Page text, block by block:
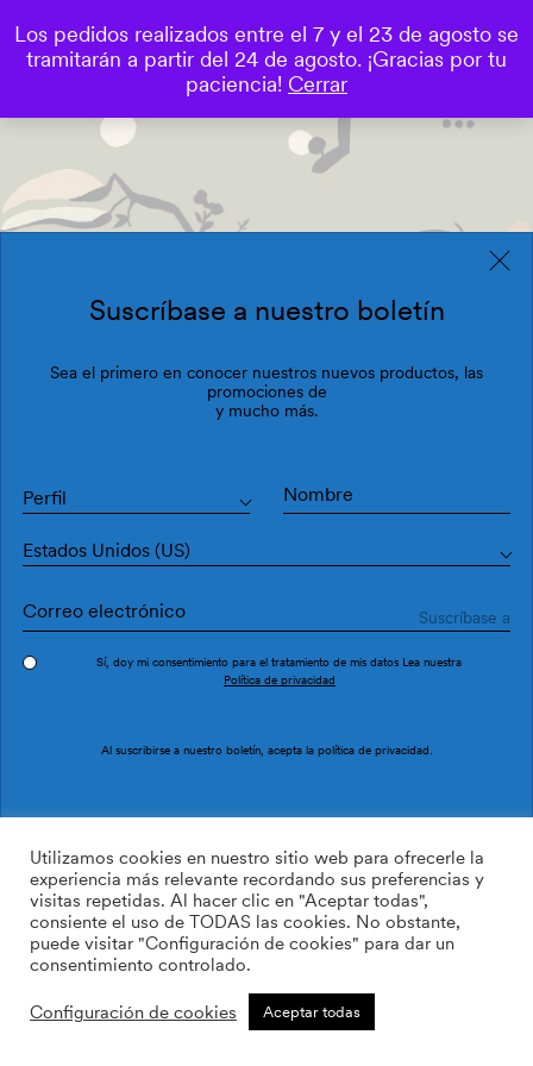
0
Ref. AN4601-1
169.00 $ /roll Cant: Cantidad más
Cantidad menos
Suscríbase a nuestro boletín
Sea el primero en conocer nuestros nuevos productos, las
promociones de
y mucho más.
Perfil
Estados Unidos (US)
Sí, doy mi consentimiento para el tratamiento de mis datos Lea nuestra
Política de privacidad
Al suscribirse a nuestro boletín, acepta la política de privacidad
Utilizamos cookies en nuestro sitio web para ofrecerle la
experiencia más relevante recordando sus preferencias y
visitas repetidas. Al hacer clic en "Aceptar todas",
consiente el uso de TODAS las cookies. No obstante,
puede visitar "Configuración de cookies" para dar un
consentimiento controlado.
Configuración de cookies Aceptar todas
Los pedidos realizados entre el 7 y el 23 de agosto se
tramitarán a partir del 24 de agosto. ¡Gracias por tu
paciencia! Cerrar